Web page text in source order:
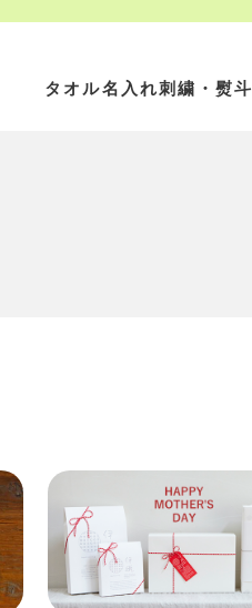
タオル名入れ刺繍・熨斗